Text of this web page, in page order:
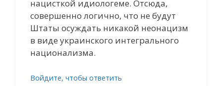
нацисткой идиологеме. Отсюда,
совершенно логично, что не будут
Штаты осуждать никакой неонацизм
в виде украинского интегрального
национализма.
Войдите, чтобы ответить